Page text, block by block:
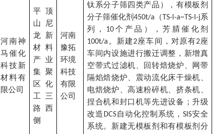
河南神
马催化
科技新
材料有
限公司
平顶
山尼
龙新
材料
产业
集聚
区化
工三
路西
侧
河南
豫拓
环境
科技
有限
公司
钛系分子筛四类产品），有模板剂
分子筛催化剂 450t/a （ TS-l-a~TS-l-j系
列，
10个产品），芳腈催化剂
100t/a 。新建2座车间，对原有2座
车间内设施进行搬迁调整，新增真
空带式过滤机、回转焙烧炉、网带
隔焰焙烧炉、震动流化床干燥机、
电焙烧炉、高速粉碎机、挤条机、
捏合机和封口机等先进设备；升级
改造 DCS自动化控制系统， SIS安全
系统。新建无模板剂和有模板剂分